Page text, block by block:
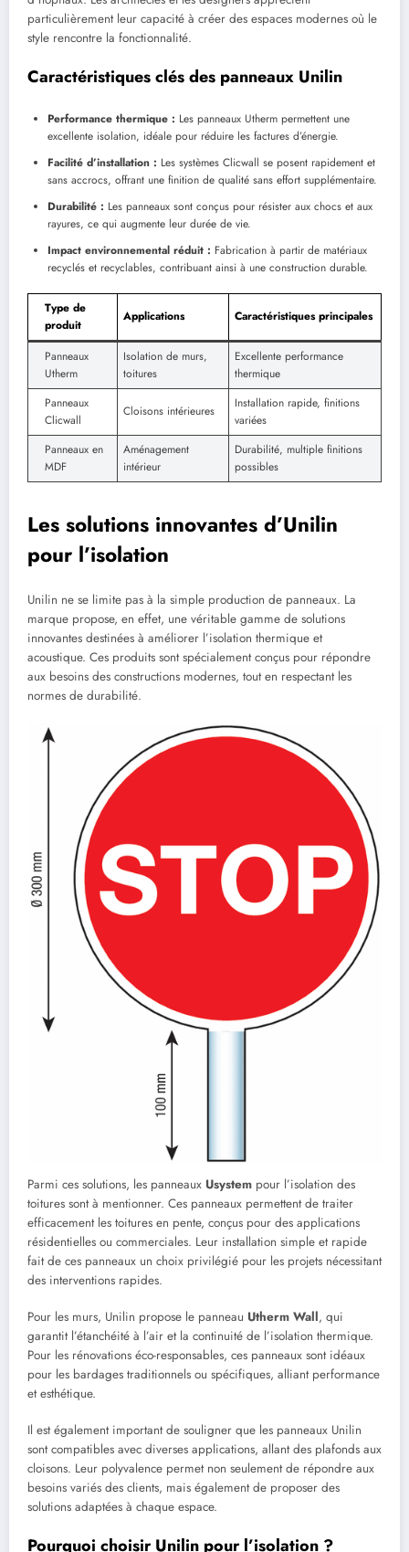
particulièrement leur capacité à créer des espaces modernes où le
style rencontre la fonctionnalité.
Caractéristiques clés des panneaux Unilin
Performance thermique : Les panneaux Utherm permettent une
excellente isolation, idéale pour réduire les factures d’énergie.
Facilité d’installation : Les systèmes Clicwall se posent rapidement et
sans accrocs, offrant une finition de qualité sans effort supplémentaire.
Durabilité : Les panneaux sont conçus pour résister aux chocs et aux
rayures, ce qui augmente leur durée de vie.
Impact environnemental réduit : Fabrication à partir de matériaux
recyclés et recyclables, contribuant ainsi à une construction durable.
Type de
produit
Applications Caractéristiques principales
Panneaux
Utherm
Isolation de murs,
toitures
Excellente performance
thermique
Panneaux
Clicwall
Cloisons intérieures
Installation rapide, finitions
variées
Panneaux en
MDF
Aménagement
intérieur
Durabilité, multiple finitions
possibles
Les solutions innovantes d’Unilin
pour l’isolation
Unilin ne se limite pas à la simple production de panneaux. La
marque propose, en effet, une véritable gamme de solutions
innovantes destinées à améliorer l’isolation thermique et
acoustique. Ces produits sont spécialement conçus pour répondre
aux besoins des constructions modernes, tout en respectant les
normes de durabilité.
Parmi ces solutions, les panneaux Usystem pour l’isolation des
toitures sont à mentionner. Ces panneaux permettent de traiter
efficacement les toitures en pente, conçus pour des applications
résidentielles ou commerciales. Leur installation simple et rapide
fait de ces panneaux un choix privilégié pour les projets nécessitant
des interventions rapides.
Pour les murs, Unilin propose le panneau Utherm Wall, qui
garantit l’étanchéité à l’air et la continuité de l’isolation thermique.
Pour les rénovations éco-responsables, ces panneaux sont idéaux
pour les bardages traditionnels ou spécifiques, alliant performance
et esthétique.
Il est également important de souligner que les panneaux Unilin
sont compatibles avec diverses applications, allant des plafonds aux
cloisons. Leur polyvalence permet non seulement de répondre aux
besoins variés des clients, mais également de proposer des
solutions adaptées à chaque espace.
Pourquoi choisir Unilin pour l’isolation ?